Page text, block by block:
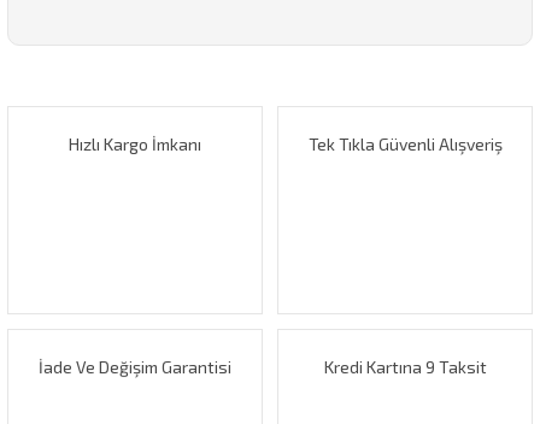
Görüş ve önerileriniz için teşekkür ederiz.
Hızlı Kargo İmkanı Tek Tıkla Güvenli Alışveriş
İade Ve Değişim Garantisi Kredi Kartına 9 Taksit